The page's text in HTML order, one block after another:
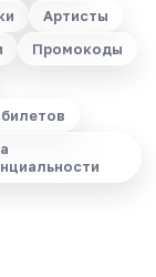
Артисты
Промокоды